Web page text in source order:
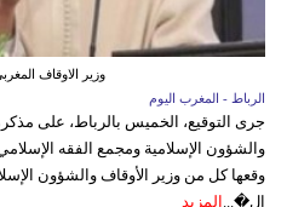
وزير الاوقاف
الرباط - المغرب اليوم
جرى التوقيع، الخميس بالرباط، على
والشؤون الإسلامية ومجمع الفقه
وقعها كل من وزير الأوقاف والشؤون
ال�... المزيد